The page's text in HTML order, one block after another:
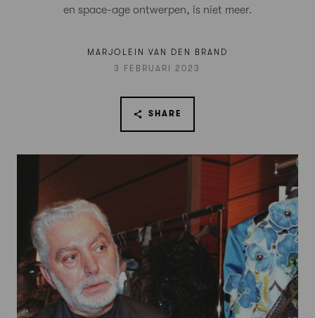
en space-age ontwerpen, is niet meer.
MARJOLEIN VAN DEN BRAND
3 FEBRUARI 2023
SHARE